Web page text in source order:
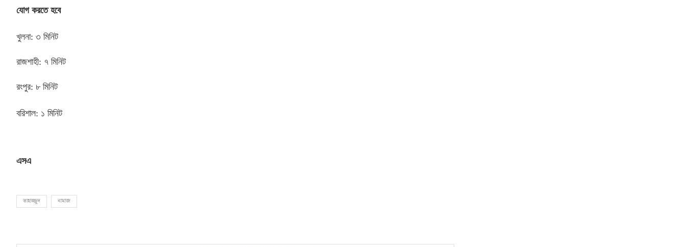
যোগ করতে হবে
খুলনা: ৩ মিনিট
রাজশাহী: ৭ মিনিট
রংপুর: ৮ মিনিট
বরিশাল: ১ মিনিট
এসএ
তাহাজ্জুদ নামাজ